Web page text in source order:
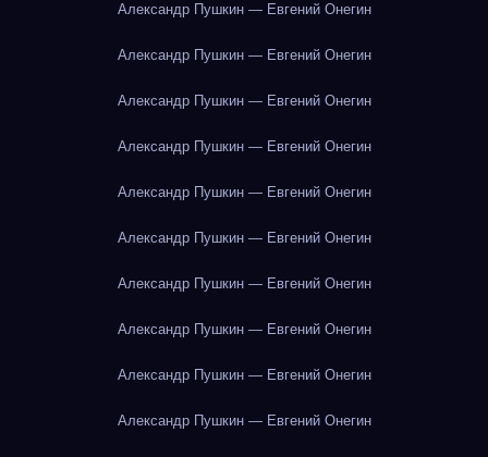
Александр Пушкин — Евгений Онегин
Александр Пушкин — Евгений Онегин
Александр Пушкин — Евгений Онегин
Александр Пушкин — Евгений Онегин
Александр Пушкин — Евгений Онегин
Александр Пушкин — Евгений Онегин
Александр Пушкин — Евгений Онегин
Александр Пушкин — Евгений Онегин
Александр Пушкин — Евгений Онегин
Александр Пушкин — Евгений Онегин